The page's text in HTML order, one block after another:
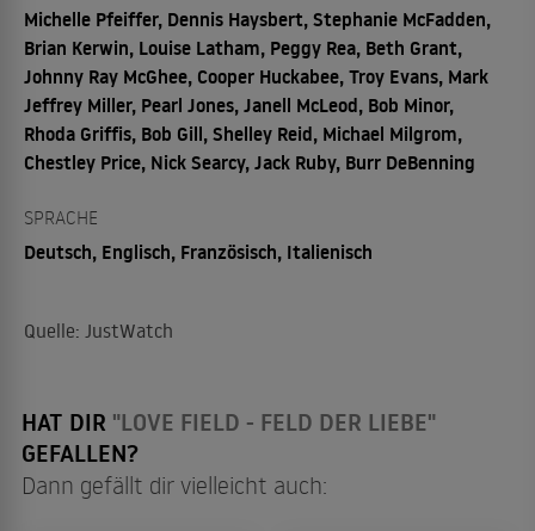
Michelle Pfeiffer, Dennis Haysbert, Stephanie McFadden,
Brian Kerwin, Louise Latham, Peggy Rea, Beth Grant,
Johnny Ray McGhee, Cooper Huckabee, Troy Evans, Mark
Jeffrey Miller, Pearl Jones, Janell McLeod, Bob Minor,
Rhoda Griffis, Bob Gill, Shelley Reid, Michael Milgrom,
Chestley Price, Nick Searcy, Jack Ruby, Burr DeBenning
SPRACHE
Deutsch, Englisch, Französisch, Italienisch
Quelle: JustWatch
HAT DIR "LOVE FIELD - FELD DER LIEBE"
GEFALLEN?
Dann gefällt dir vielleicht auch: